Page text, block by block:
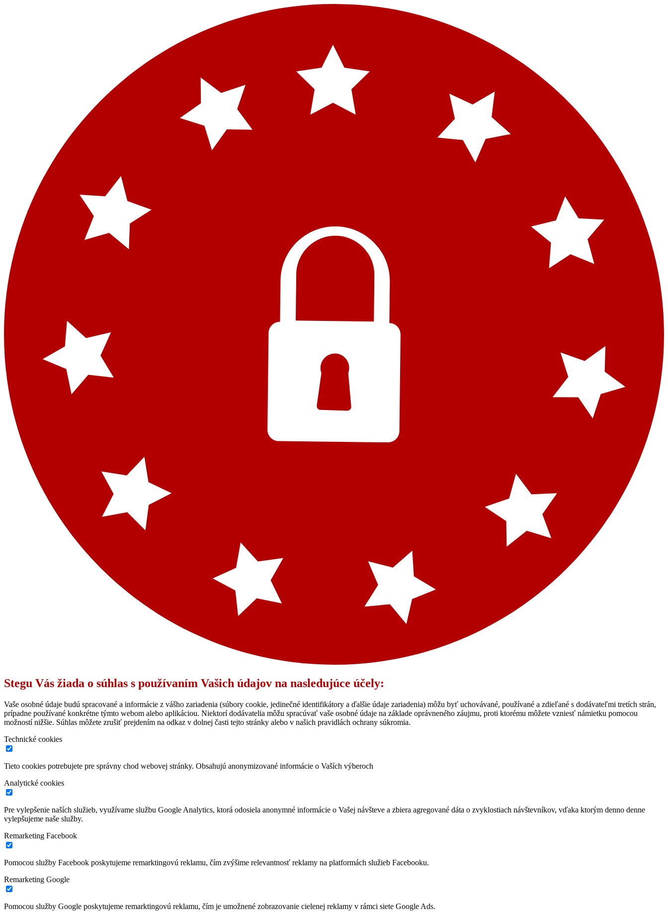
Stegu Vás žiada o súhlas s používaním Vašich údajov na nasledujúce účely:
Vaše osobné údaje budú spracované a informácie z vášho zariadenia (súbory cookie, jedinečné identifikátory a ďalšie údaje zariadenia) môžu byť uchovávané, používané a zdieľané s dodávateľmi tretích strán,
prípadne používané konkrétne týmto webom alebo aplikáciou. Niektorí dodávatelia môžu spracúvať vaše osobné údaje na základe oprávneného záujmu, proti ktorému môžete vzniesť námietku pomocou
možností nižšie. Súhlas môžete zrušiť prejdením na odkaz v dolnej časti tejto stránky alebo v našich pravidlách ochrany súkromia.
Technické cookies
Tieto cookies potrebujete pre správny chod webovej stránky. Obsahujú anonymizované informácie o Vaších výberoch
Analytické cookies
Pre vylepšenie naších služieb, využívame službu Google Analytics, ktorá odosiela anonymné informácie o Vašej návšteve a zbiera agregované dáta o zvyklostiach návštevníkov, vďaka ktorým denno denne
vylepšujeme naše služby.
Remarketing Facebook
Pomocou služby Facebook poskytujeme remarktingovú reklamu, čím zvýšime relevantnosť reklamy na platformách služieb Facebooku.
Remarketing Google
Pomocou služby Google poskytujeme remarktingovú reklamu, čím je umožnené zobrazovanie cielenej reklamy v rámci siete Google Ads.